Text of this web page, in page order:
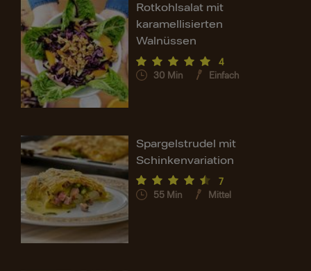
Rotkohlsalat mit
karamellisierten
Walnüssen
4
30 Min Einfach
Spargelstrudel mit
Schinkenvariation
7
55 Min Mittel